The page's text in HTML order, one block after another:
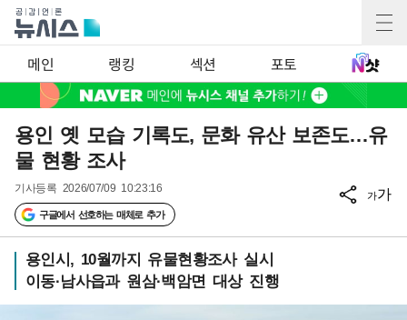
메인 랭킹 섹션 포토
용인 옛 모습 기록도, 문화 유산 보존도…유
물 현황 조사
기사등록 2026/07/09 10:23:16
구글에서 선호하는 매체로 추가
가가
용인시, 10월까지 유물현황조사 실시
이동·남사읍과 원삼·백암면 대상 진행